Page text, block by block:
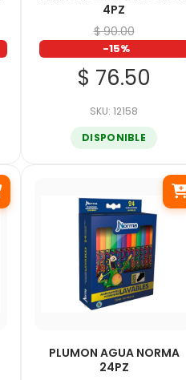
4PZ
$ 90.00
-15%
$ 76.50
SKU: 12158
DISPONIBLE
PLUMON AGUA NORMA
24PZ